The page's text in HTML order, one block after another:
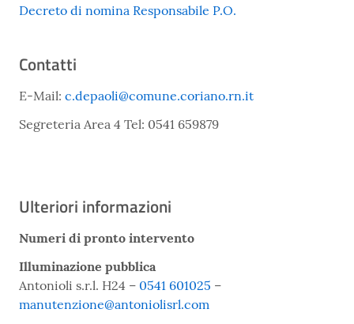
Decreto di nomina Responsabile P.O.
Contatti
E-Mail: c.depaoli@comune.coriano.rn.it
Segreteria Area 4 Tel: 0541 659879
Ulteriori informazioni
Numeri di pronto intervento
Illuminazione pubblica
Antonioli s.r.l. H24 – 0541 601025 –
manutenzione@antoniolisrl.com